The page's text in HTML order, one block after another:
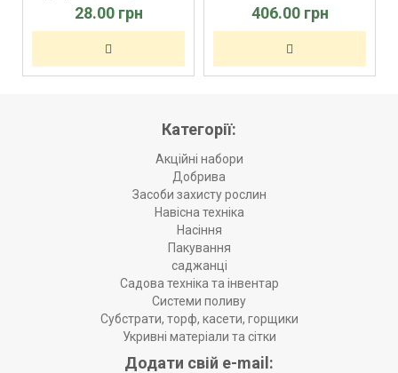
28.00 грн 406.00 грн
Категорії:
Акційні набори
Добрива
Засоби захисту рослин
Навісна техніка
Насіння
Пакування
саджанці
Садова техніка та інвентар
Системи поливу
Субстрати, торф, касети, горщики
Укривні матеріали та сітки
Додати свій e-mail: